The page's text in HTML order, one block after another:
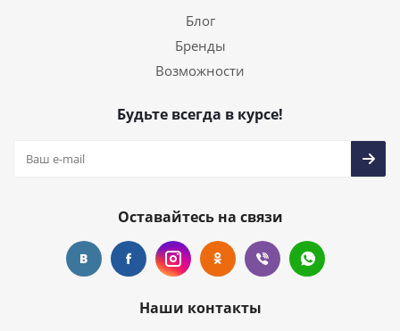
Блог
Бренды
Возможности
Будьте всегда в курсе!
Оставайтесь на связи
Наши контакты